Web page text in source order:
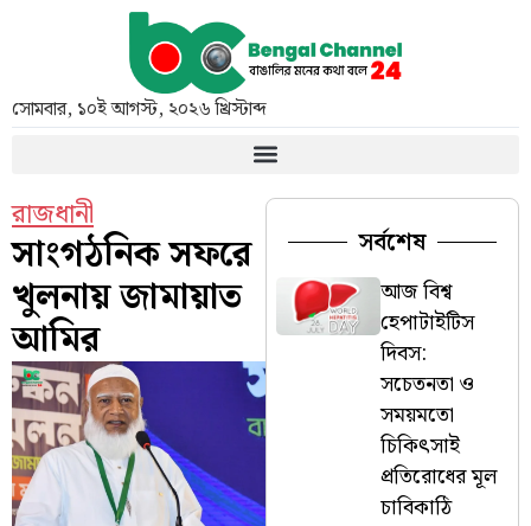
সোমবার, ১০ই আগস্ট, ২০২৬ খ্রিস্টাব্দ
রাজধানী
সাংগঠনিক সফরে
খুলনায় জামায়াত
আমির
সর্বশেষ
আজ বিশ্ব
হেপাটাইটিস
দিবস:
সচেতনতা ও
সময়মতো
চিকিৎসাই
প্রতিরোধের মূল
চাবিকাঠি